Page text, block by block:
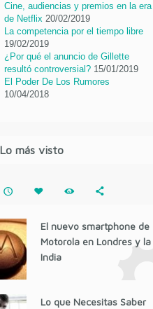
Cine, audiencias y premios en la era
de Netflix 20/02/2019
La competencia por el tiempo libre
19/02/2019
¿Por qué el anuncio de Gillette
resultó controversial? 15/01/2019
El Poder De Los Rumores
10/04/2018
Lo más visto
El nuevo smartphone de
Motorola en Londres y la
India
Lo que Necesitas Saber